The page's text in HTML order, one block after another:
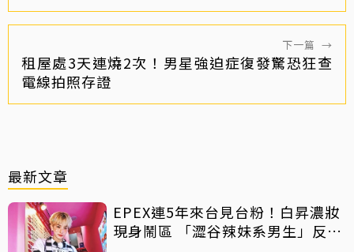
下一篇 →
租屋處3天連燒2次！男星強迫症復發驚恐狂查
電線拍照存證
最新文章
EPEX連5年來台見台粉！白昇濃妝
現身鬧區 「澀谷辣妹系男生」反差